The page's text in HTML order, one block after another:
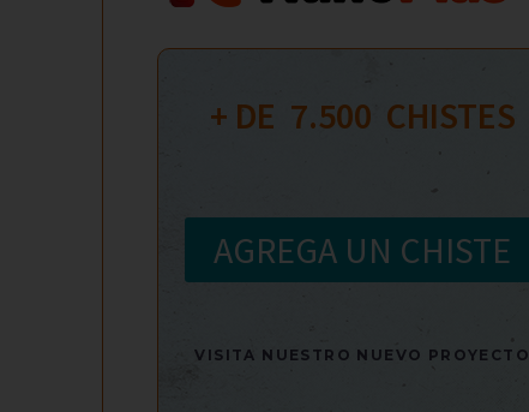
+ DE 7.500
  CHISTES
AGREGA UN CHISTE
VISITA NUESTRO NUEVO PROYECTO